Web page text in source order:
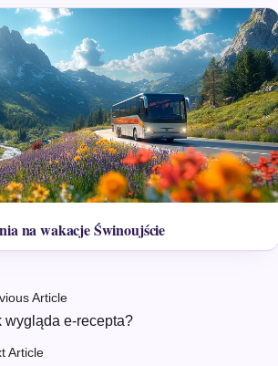
na wakacje Świnoujście
Article
wygląda e-recepta?
Article